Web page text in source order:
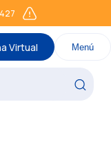
Virtual Menú